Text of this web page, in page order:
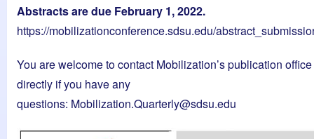
Abstracts are due February 1, 2022.
https://mobilizationconference.sdsu.edu/
You are welcome to contact Mobilization’s publication office
directly if you have any
questions: Mobilization.Quarterly@sdsu.edu